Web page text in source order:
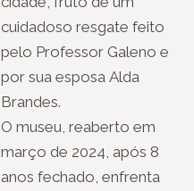
cuidadoso resgate feito
pelo Professor Galeno e
por sua esposa Alda
Brandes.
O museu, reaberto em
março de 2024, após 8
anos fechado, enfrenta